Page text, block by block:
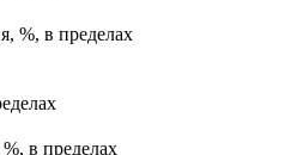
%, в пределах
в пределах